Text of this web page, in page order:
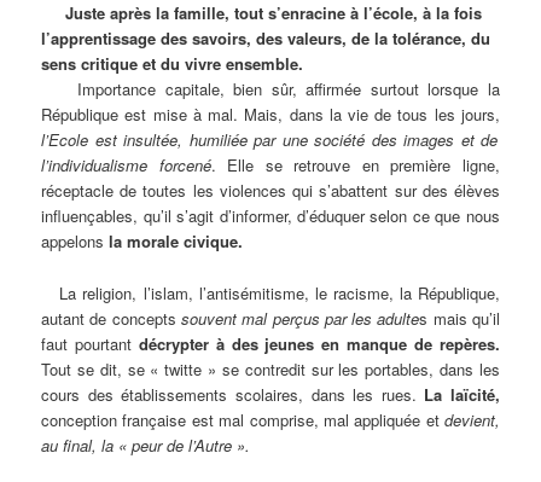
Juste après la famille, tout s’enracine à l’école, à la fois
l’apprentissage des savoirs, des valeurs, de la tolérance, du
sens critique et du vivre ensemble.
Importance capitale, bien sûr, affirmée surtout lorsque la
République est mise à mal. Mais, dans la vie de tous les jours,
l’Ecole est insultée, humiliée par une société des images et de
l’individualisme forcené. Elle se retrouve en première ligne,
réceptacle de toutes les violences qui s’abattent sur des élèves
influençables, qu’il s’agit d’informer, d’éduquer selon ce que nous
appelons la morale civique.
La religion, l’islam, l’antisémitisme, le racisme, la République,
autant de concepts souvent mal perçus par les adultes mais qu’il
faut pourtant décrypter à des jeunes en manque de repères.
Tout se dit, se « twitte » se contredit sur les portables, dans les
cours des établissements scolaires, dans les rues. La laïcité,
conception française est mal comprise, mal appliquée et devient,
au final, la « peur de l’Autre ».